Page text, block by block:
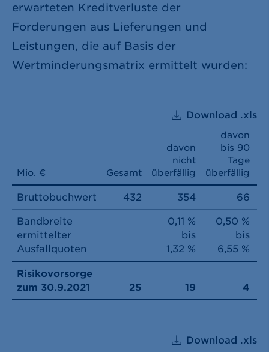
erwarteten Kreditverluste der
Forderungen aus Lieferungen und
Leistungen, die auf Basis der
Wertminderungsmatrix ermittelt wurden:
Download .xls
Mio. € Gesamt
davon
nicht
überfällig
davon
bis 90
Tage
überfällig
Bruttobuchwert 432 354 66
Bandbreite
ermittelter
Ausfallquoten
0,11 %
bis
1,32 %
0,50 %
bis
6,55 %
Risikovorsorge
zum 30.9.2021
25 19 4
Download .xls